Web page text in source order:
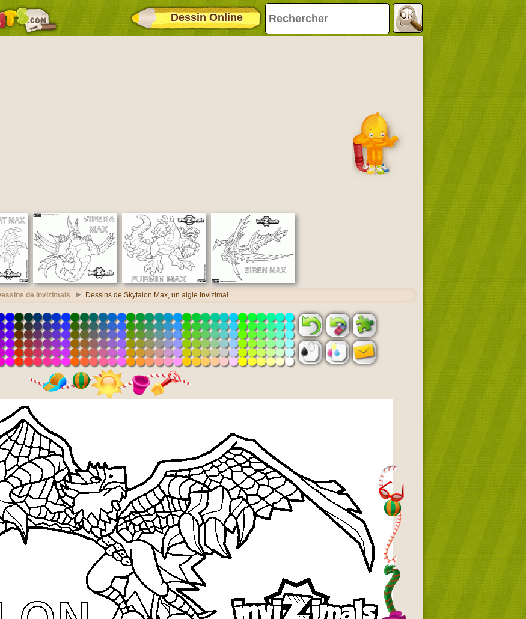
Dessin Online
de Invizimals Dessins de Skytalon Max, un aigle Invizimal